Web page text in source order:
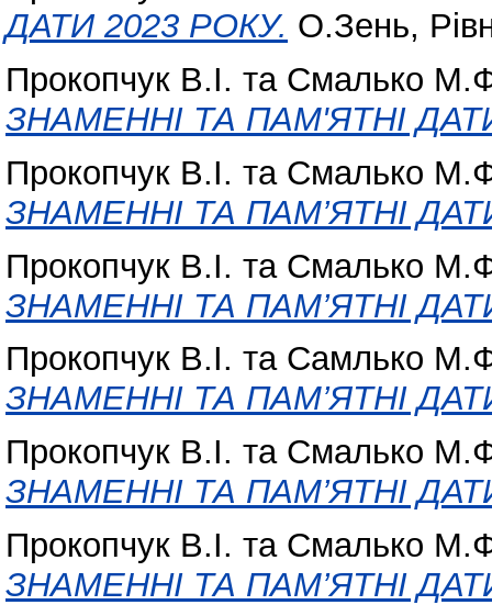
ДАТИ 2023 РОКУ. О.Зень,
Прокопчук В.І. та Смалько
ЗНАМЕННІ ТА ПАМ'ЯТНІ
Прокопчук В.І. та Смалько
ЗНАМЕННІ ТА ПАМ’ЯТНІ
Прокопчук В.І. та Смалько
ЗНАМЕННІ ТА ПАМ’ЯТНІ
Прокопчук В.І. та Самлько
ЗНАМЕННІ ТА ПАМ’ЯТНІ
Прокопчук В.І. та Смалько
ЗНАМЕННІ ТА ПАМ’ЯТНІ
Прокопчук В.І. та Смалько
ЗНАМЕННІ ТА ПАМ’ЯТНІ